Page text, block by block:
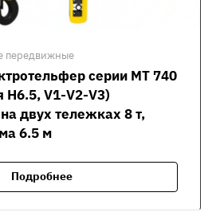
передвижные
серии MT 740
V1-V2-V3)
двух тележках 8 т,
6.5 м
Подробнее